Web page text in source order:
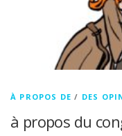
À PROPOS DE / DES
à propos du